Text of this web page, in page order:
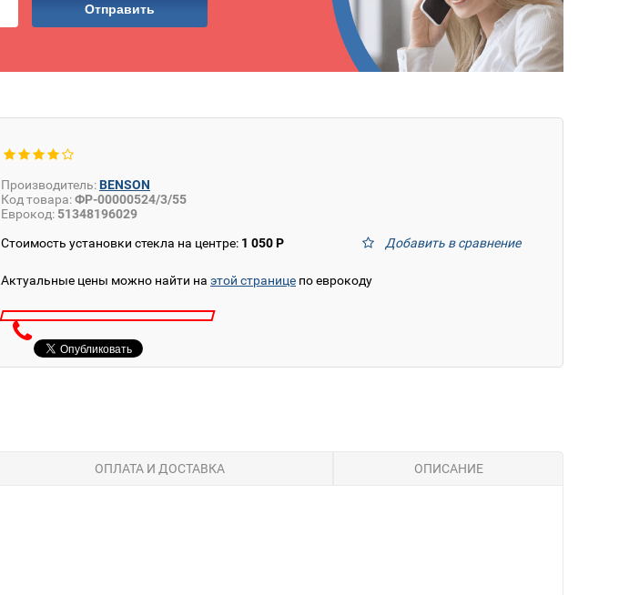
Отправить
Производитель:BENSON
Код товара:ФР-00000524/3/55
Еврокод: 51348196029
Добавить в сравнение
Стоимость установки стекла на центре: 1 050 Р
Актуальные цены можно найти на этой странице по еврокоду
ОПЛАТА И ДОСТАВКА ОПИСАНИЕ